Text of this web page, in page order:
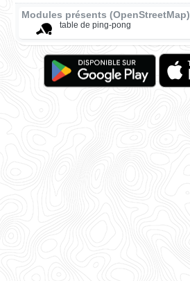
Modules présents (OpenStreetMap)
table de ping-pong